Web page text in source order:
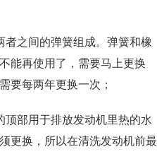
之间的弹簧组成。弹簧和橡
能再使用了，需要马上更换
要每两年更换一次；
部用于排放发动机里热的水
更换，所以在清洗发动机前最